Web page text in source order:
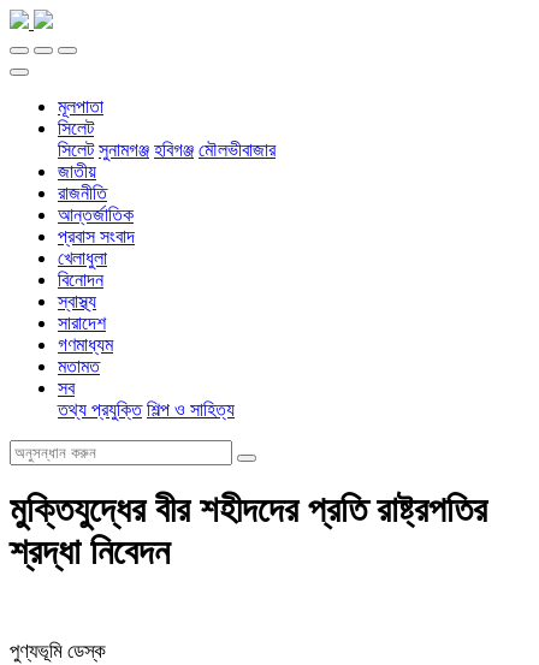
মূলপাতা
সিলেট
সিলেট সুনামগঞ্জ হবিগঞ্জ মৌলভীবাজার
জাতীয়
রাজনীতি
আন্তর্জাতিক
প্রবাস সংবাদ
খেলাধুলা
বিনোদন
স্বাস্থ্য
সারাদেশ
গণমাধ্যম
মতামত
সব
তথ্য প্রযুক্তি শিল্প ও সাহিত্য
মুক্তিযুদ্ধের বীর শহীদদের প্রতি রাষ্ট্রপতির
শ্রদ্ধা নিবেদন
পুণ্যভূমি ডেস্ক